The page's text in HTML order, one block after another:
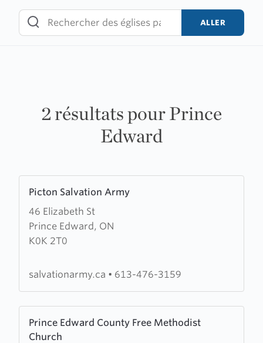
content
ALLER
2 résultats pour Prince
Edward
Picton Salvation Army
46 Elizabeth St
Prince Edward, ON
K0K 2T0
more
about
Picton
Salvation
salvationarmy.ca • 613-476-3159
Prince Edward County Free Methodist
Church
more